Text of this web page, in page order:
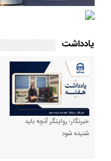
یادداشت
خبرنگار؛ روایتگر آنچه باید
شنیده شود